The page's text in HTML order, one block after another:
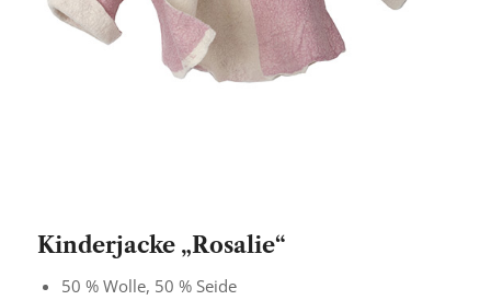
Kinderjacke „Rosalie“
50 % Wolle, 50 % Seide